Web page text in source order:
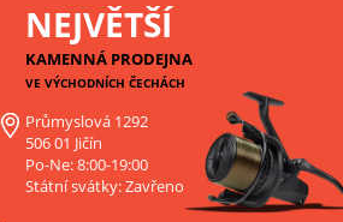
NEJVĚTŠÍ
KAMENNÁ PRODEJNA
VE VÝCHODNÍCH ČECHÁCH
Průmyslová 1292
506 01 Jičín
Po-Ne: 8:00-19:00
Státní svátky: Zavřeno